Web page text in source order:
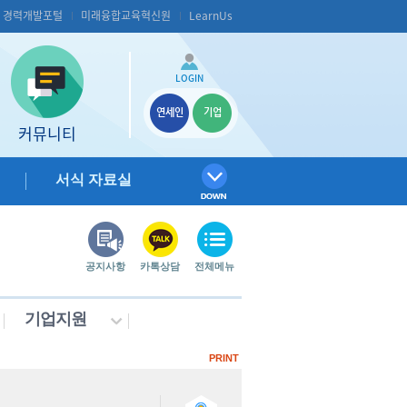
LearnUs
미래융합교육혁신원
경력개발포털
LOGIN
연세인 기업
커뮤니티
서식 자료실
전체메뉴
카톡상담
공지사항
기업지원
PRINT